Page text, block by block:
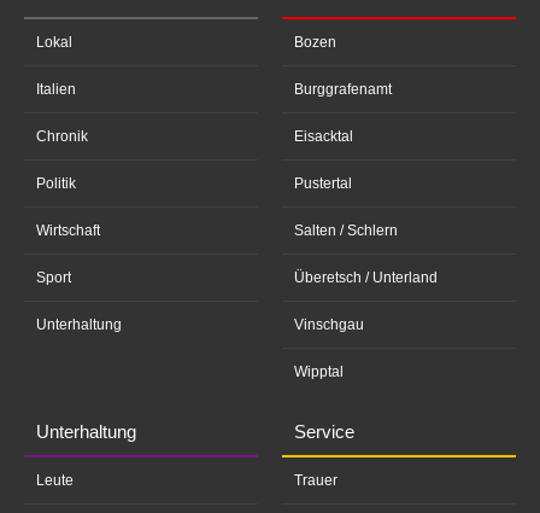
Lokal
Italien
Chronik
Politik
Wirtschaft
Sport
Unterhaltung
Bozen
Burggrafenamt
Eisacktal
Pustertal
Salten / Schlern
Überetsch / Unterland
Vinschgau
Wipptal
Unterhaltung
Leute
Service
Trauer